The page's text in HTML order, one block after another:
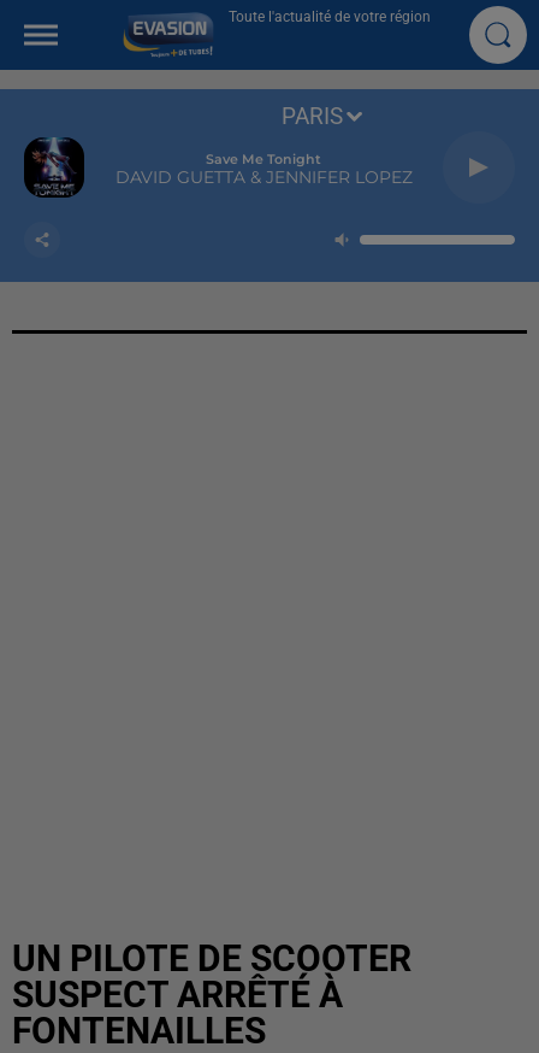
Toute l'actualité de votre région
Save Me Tonight
DAVID GUETTA & JENNIFER LOPEZ
PARIS
UN PILOTE DE SCOOTER
SUSPECT ARRÊTÉ À
FONTENAILLES